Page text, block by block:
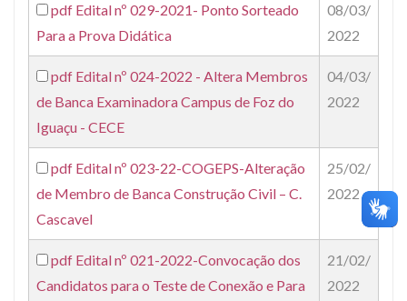
pdf Edital nº 029-2021- Ponto Sorteado
Para a Prova Didática
08/03/
2022
pdf Edital nº 024-2022 - Altera Membros
de Banca Examinadora Campus de Foz do
Iguaçu - CECE
04/03/
2022
pdf Edital nº 023-22-COGEPS-Alteração
de Membro de Banca Construção Civil – C.
Cascavel
25/02/
2022
pdf Edital nº 021-2022-Convocação dos
Candidatos para o Teste de Conexão e Para
21/02/
2022